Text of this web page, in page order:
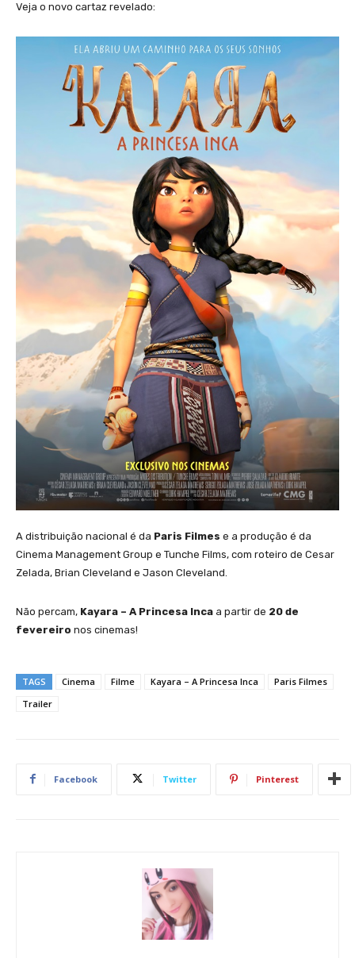
Veja o novo cartaz revelado:
A distribuição nacional é da Paris Filmes e a produção é da
Cinema Management Group e Tunche Films, com roteiro de Cesar
Zelada, Brian Cleveland e Jason Cleveland.
Não percam, Kayara – A Princesa Inca a partir de 20 de
fevereiro nos cinemas!
TAGS Cinema Filme Kayara – A Princesa Inca
Paris Filmes
Trailer
Facebook Twitter Pinterest